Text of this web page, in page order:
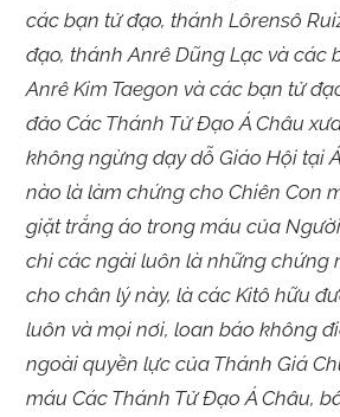
các bạn tử đạo, thánh Lôrensô
đạo, thánh Anrê Dũng Lạc và các
Anrê Kim Taegon và các bạn tử
đảo Các Thánh Tử Đạo Á Châu
không ngừng dạy dỗ Giáo Hội tại
nào là làm chứng cho Chiên Con
giặt trắng áo trong máu của Người
chi các ngài luôn là những chứng
cho chân lý này, là các Kitô hữu
luôn và mọi nơi, loan báo không
ngoài quyền lực của Thánh Giá
máu Các Thánh Tử Đạo Á Châu,